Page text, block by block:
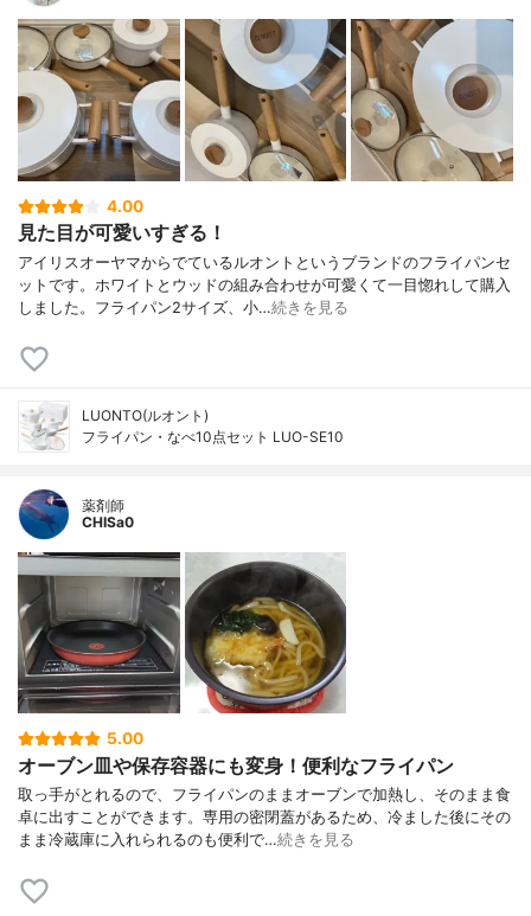
4.00
見た目が可愛いすぎる！
アイリスオーヤマからでているルオントというブランドのフライパンセ
ットです。ホワイトとウッドの組み合わせが可愛くて一目惚れして購入
しました。フライパン2サイズ、小…続きを見る
LUONTO(ルオント)
フライパン・なべ10点セット LUO-SE10
薬剤師
CHISa0
5.00
オーブン皿や保存容器にも変身！便利なフライパン
取っ手がとれるので、フライパンのままオーブンで加熱し、そのまま食
卓に出すことができます。専用の密閉蓋があるため、冷ました後にその
まま冷蔵庫に入れられるのも便利で…続きを見る